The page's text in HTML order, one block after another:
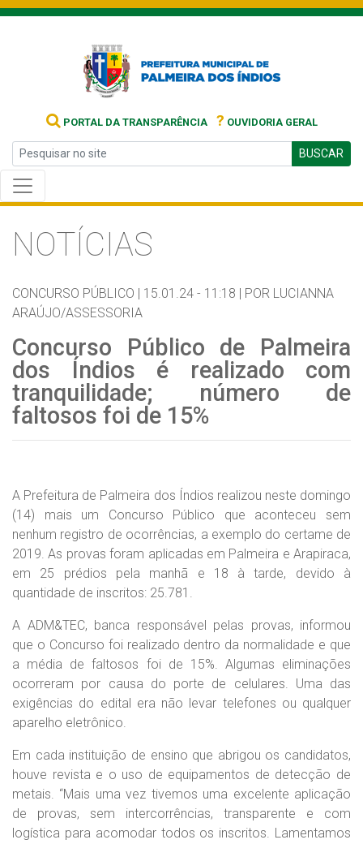
PORTAL DA TRANSPARÊNCIA ? OUVIDORIA GERAL
BUSCAR
NOTÍCIAS
CONCURSO PÚBLICO | 15.01.24 - 11:18 | POR LUCIANNA
ARAÚJO/ASSESSORIA
Concurso Público de Palmeira
dos Índios é realizado com
tranquilidade; número de
faltosos foi de 15%
A Prefeitura de Palmeira dos Índios realizou neste domingo
(14) mais um Concurso Público que aconteceu sem
nenhum registro de ocorrências, a exemplo do certame de
2019. As provas foram aplicadas em Palmeira e Arapiraca,
em 25 prédios pela manhã e 18 à tarde, devido à
quantidade de inscritos: 25.781.
A ADM&TEC, banca responsável pelas provas, informou
que o Concurso foi realizado dentro da normalidade e que
a média de faltosos foi de 15%. Algumas eliminações
ocorreram por causa do porte de celulares. Uma das
exigências do edital era não levar telefones ou qualquer
aparelho eletrônico.
Em cada instituição de ensino que abrigou os candidatos,
houve revista e o uso de equipamentos de detecção de
metais. “Mais uma vez tivemos uma excelente aplicação
de provas, sem intercorrências, transparente e com
logística para acomodar todos os inscritos. Lamentamos